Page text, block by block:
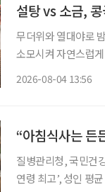
설탕 vs 소금,
무더위와 열대야로
소모시켜 자연스럽게 보양식을 찾게 만든
2026-08-04 13:56
“아침식사는 든
질병관리청, 국민건강영양
연령 최고’, 성인 평균 58.6점보다 높아 ‘아침식